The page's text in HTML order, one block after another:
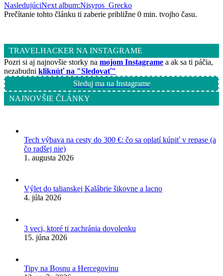
NasledujúciNext album:Nisyros_Grecko
Prečítanie tohto článku ti zaberie približne 0 min. tvojho času.
TRAVELHACKER NA INSTAGRAME
Pozri si aj najnovšie storky na mojom Instagrame a ak sa ti páčia,
nezabudni kliknúť na "Sledovať"
Sleduj ma na Instagrame
NAJNOVŠIE ČLÁNKY
Tech výbava na cesty do 300 €: čo sa oplatí kúpiť v repase (a
čo radšej nie)
1. augusta 2026
Výlet do talianskej Kalábrie šikovne a lacno
4. júla 2026
3 veci, ktoré ti zachránia dovolenku
15. júna 2026
Tipy na Bosnu a Hercegovinu